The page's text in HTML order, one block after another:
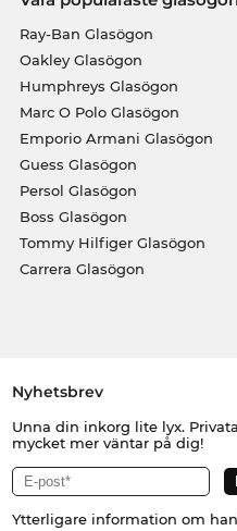
Ray-Ban Glasögon
Oakley Glasögon
Humphreys Glasögon
Marc O Polo Glasögon
Emporio Armani Glasögon
Guess Glasögon
Persol Glasögon
Boss Glasögon
Tommy Hilfiger Glasögon
Carrera Glasögon
Nyhetsbrev
Unna din inkorg lite lyx.
mycket mer väntar på dig!
Ytterligare information om